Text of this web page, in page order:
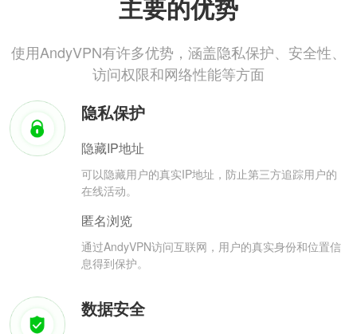
主要的优势
使用AndyVPN有许多优势，涵盖隐私保护、安全性、
访问权限和网络性能等方面
隐私保护
隐藏IP地址
可以隐藏用户的真实IP地址，防止第三方追踪用户的
在线活动。
匿名浏览
通过AndyVPN访问互联网，用户的真实身份和位置信
息得到保护。
数据安全